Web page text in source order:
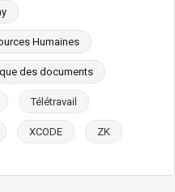
Humaines
des documents
Télétravail
XCODE ZK